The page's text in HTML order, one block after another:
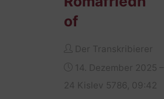
of
Der Transkribierer
14. Dezember 2025 –
24 Kislev 5786, 09:42